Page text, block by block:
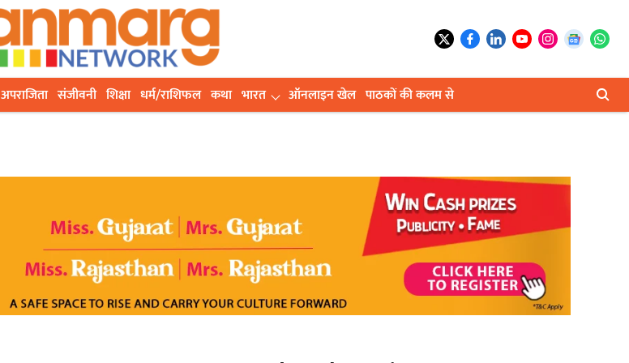
अपराजिता संजीवनी शिक्षा धर्म/राशिफल कथा भारत ऑनलाइन खेल पाठकों की कलम से